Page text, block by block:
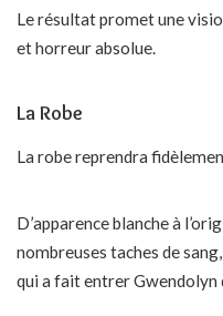
Le résultat promet une
et horreur absolue.
La Robe
La robe reprendra
D’apparence blanche à
nombreuses taches de
qui a fait entrer Gwendolyn